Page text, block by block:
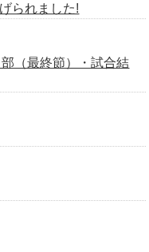
られました!
（最終節）・試合結